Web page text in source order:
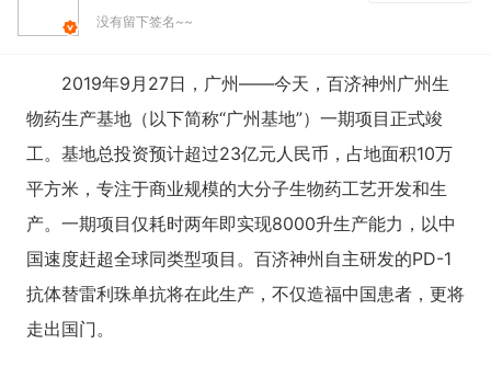
没有留下签名~~
2019年9月27日，广州——今天，百济神州广州生
物药生产基地（以下简称“广州基地”）一期项目正式竣
工。基地总投资预计超过23亿元人民币，占地面积10万
平方米，专注于商业规模的大分子生物药工艺开发和生
产。一期项目仅耗时两年即实现8000升生产能力，以中
国速度赶超全球同类型项目。百济神州自主研发的PD-1
抗体替雷利珠单抗将在此生产，不仅造福中国患者，更将
走出国门。